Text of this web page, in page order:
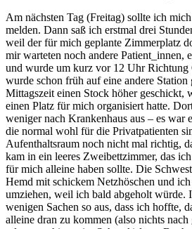
Am nächsten Tag (Freitag) sollte ich
melden. Dann saß ich erstmal drei
weil der für mich geplante Zimmerplatz
mir warteten noch andere Patient_innen,
und wurde um kurz vor 12 Uhr Richtung
wurde schon früh auf eine andere
Mittagszeit einen Stock höher geschickt,
einen Platz für mich organisiert hatte.
weniger nach Krankenhaus aus – es war
die normal wohl für die Privatpatienten
Aufenthaltsraum noch nicht mal richtig,
kam in ein leeres Zweibettzimmer, das
für mich alleine haben sollte. Die
Hemd mit schickem Netzhöschen und
umziehen, weil ich bald abgeholt würde.
wenigen Sachen so aus, dass ich hoffte,
alleine dran zu kommen (also nichts nach